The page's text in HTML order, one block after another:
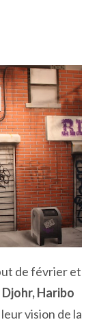
de février et
Djohr, Haribo
vision de la